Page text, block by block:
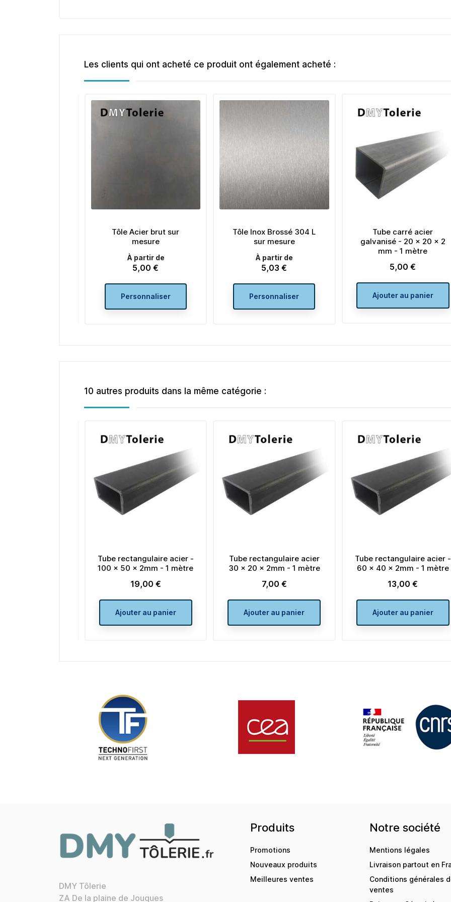
Les clients qui ont acheté ce produit ont également acheté :
Tôle Inox Brossé 304 L
sur mesure
À partir de
Prix
5,03 €
Personnaliser
Tube carré acier
galvanisé - 20 x 20 x 2
Prix
5,00 €
Ajouter au panier
Tôle Acier brut sur
mesure
Prix
5,00 €
Personnaliser
10 autres produits dans la même catégorie :
Tube rectangulaire acier
30 x 20 x 2mm - 1 mètre
Prix
7,00 €
Ajouter au panier
Tube rectangulaire acier -
60 x 40 x 2mm - 1 mètre
Prix
13,00 €
Ajouter au panier
Tube rectangulaire
40 x 27 x 2mm - 1
Prix
10,00 €
Ajouter au
DMY Tôlerie
ZA De la plaine de Jouques
Produits
Promotions
Nouveaux produits
Meilleures ventes
Notre société
Mentions légales
Livraison partout en
Conditions générales
ventes